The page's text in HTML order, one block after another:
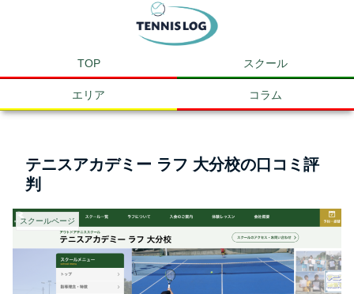
TOP スクール
エリア コラム
テニスアカデミー ラフ 大分校の口コミ評
判
スクールページ